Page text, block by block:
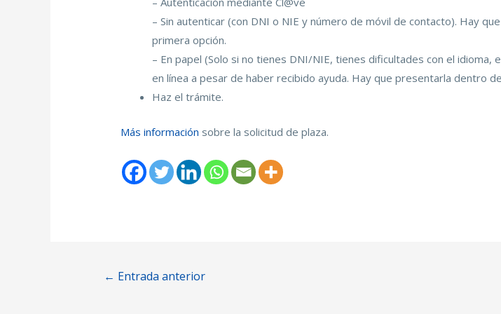
– Sin autenticar (con DNI o NIE y número de móvil de contacto). Hay
primera opción.
– En papel (Solo si no tienes DNI/NIE, tienes dificultades con el
en línea a pesar de haber recibido ayuda. Hay que presentarla dentro
Haz el trámite.
Más información sobre la solicitud de plaza.
← Entrada anterior